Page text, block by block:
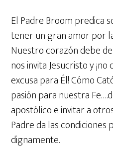
El Padre Broom predica
tener un gran amor por
Nuestro corazón debe
nos invita Jesucristo y
excusa para Él! Cómo
pasión para nuestra
apostólico e invitar a
Padre da las
dignamente.